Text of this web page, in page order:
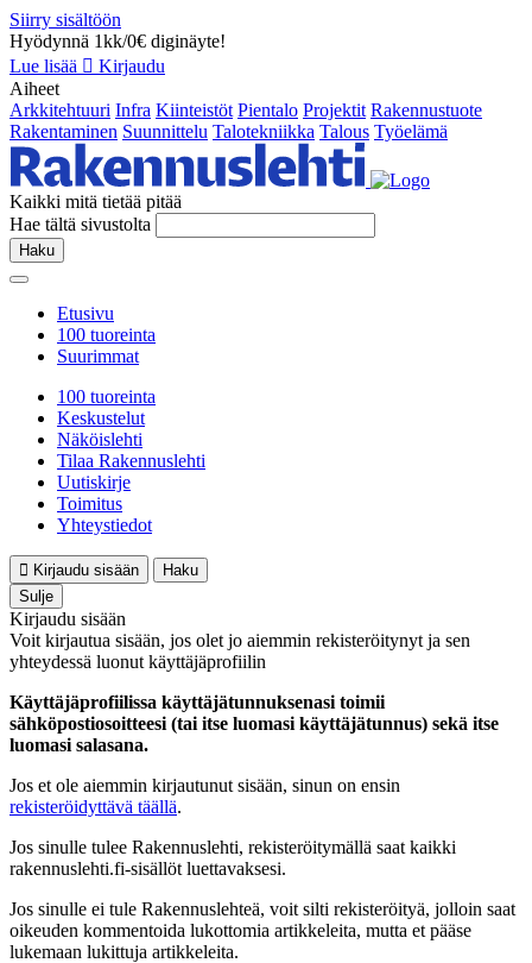
Siirry sisältöön
Hyödynnä 1kk/0€ diginäyte!
Lue lisää
Kirjaudu
Aiheet
Arkkitehtuuri Infra Kiinteistöt Pientalo Projektit Rakennustuote
Rakentaminen Suunnittelu Talotekniikka Talous Työelämä
Kaikki mitä tietää pitää
Hae tältä sivustolta
Haku
Etusivu
100 tuoreinta
Suurimmat
100 tuoreinta
Keskustelut
Näköislehti
Tilaa Rakennuslehti
Uutiskirje
Toimitus
Yhteystiedot
Kirjaudu sisään
Haku
Sulje
Kirjaudu sisään
Voit kirjautua sisään, jos olet jo aiemmin rekisteröitynyt ja sen
yhteydessä luonut käyttäjäprofiilin
Käyttäjäprofiilissa käyttäjätunnuksenasi toimii
sähköpostiosoitteesi (tai itse luomasi käyttäjätunnus) sekä itse
luomasi salasana.
Jos et ole aiemmin kirjautunut sisään, sinun on ensin
rekisteröidyttävä täällä.
Jos sinulle tulee Rakennuslehti, rekisteröitymällä saat kaikki
rakennuslehti.fi-sisällöt luettavaksesi.
Jos sinulle ei tule Rakennuslehteä, voit silti rekisteröityä, jolloin saat
oikeuden kommentoida lukottomia artikkeleita, mutta et pääse
lukemaan lukittuja artikkeleita.